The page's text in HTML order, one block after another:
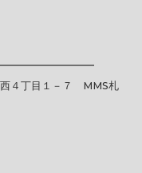
４丁目１－７ MMS札